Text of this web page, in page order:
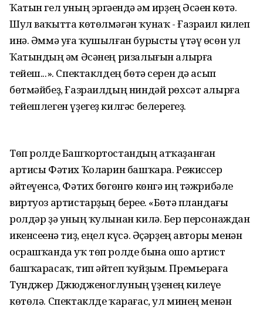
Ҡатын гел уның эргәһендә һәм ирҙең Әсәһен көтә.
Шул ваҡытта көтөлмәгән ҡунаҡ - Ғазраил килеп
инә. Әммә уға ҡушылған бурысты үтәү өсөн ул
Ҡатындың һәм Әсәнең ризалығын алырға
тейеш...». Спектаклдең бөтә серен дә асып
бөтмәйбеҙ, Ғазраилдың ниндәй рөхсәт алырға
тейешлеген үҙегеҙ килгәс белерһегеҙ.
Төп ролде Башҡортостандың атҡаҙанған
артисы Фәтих Ҡолһарин башҡара. Режиссер
әйтеүенсә, Фәтих бөгөнгө көнгә иң тәжрибәле
виртуоз артистарҙың береһе. «Бөтә пландағы
ролдәр ҙә уның ҡулынан килә. Бер персонаждан
икенсеһенә тиҙ, еңел күсә. Әҫәрҙең авторы менән
осрашҡанда уҡ төп ролде бына ошо артист
башҡарасаҡ, тип әйтеп ҡуйҙым. Премьераға
Тунджер Джюдженоглуның үҙенең килеүе
көтөлә. Спектаклде ҡарағас, ул минең менән